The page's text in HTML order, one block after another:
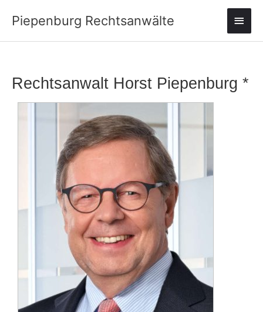
InhaltPiepenburg Rechtsanwälte
Rechtsanwalt Horst Piepenburg *